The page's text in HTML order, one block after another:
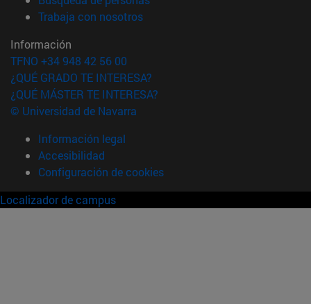
Trabaja con nosotros(abre en nueva ventana)
Información
TFNO +34 948 42 56 00
¿QUÉ GRADO TE INTERESA?
¿QUÉ MÁSTER TE INTERESA?
© Universidad de Navarra
Información legal
Accesibilidad
Configuración de cookies
Localizador de campus